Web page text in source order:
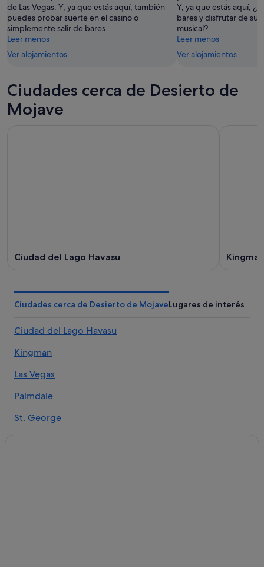
de Las Vegas. Y, ya que estás aquí, también
puedes probar suerte en el casino o
simplemente salir de bares.
Leer menos
Ver alojamientos
Y, ya que estás aquí,
bares y disfrutar de su
musical?
Leer menos
Ver alojamientos
Ciudades cerca de Desierto de
Mojave
Ciudad del Lago Havasu Kingman
Ciudades cerca de Desierto de MojaveLugares de interés
Ciudad del Lago Havasu
Kingman
Las Vegas
Palmdale
St. George